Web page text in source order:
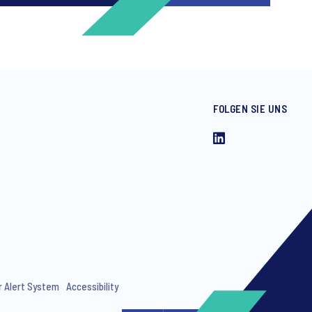
FOLGEN SIE UNS
Alert System Accessibility